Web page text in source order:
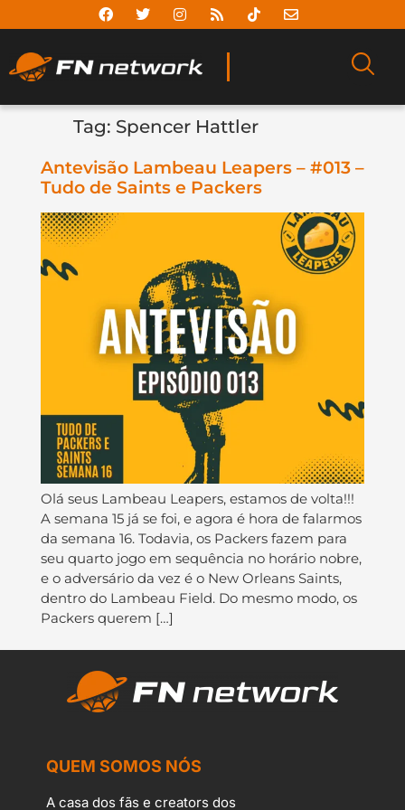
Tag: Spencer Hattler
Antevisão Lambeau Leapers – #013 –
Tudo de Saints e Packers
Olá seus Lambeau Leapers, estamos de volta!!!
A semana 15 já se foi, e agora é hora de falarmos
da semana 16. Todavia, os Packers fazem para
seu quarto jogo em sequência no horário nobre,
e o adversário da vez é o New Orleans Saints,
dentro do Lambeau Field. Do mesmo modo, os
Packers querem […]
QUEM SOMOS NÓS
A casa dos fãs e creators dos